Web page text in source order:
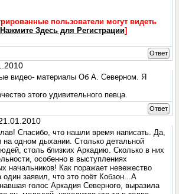
пользователи могут видеть
Нажмите Здесь для Регистрации]
Ответ
видео- материалы Об А. Северном. Я
этого удивительного певца.
Ответ
Спасибо, что нашли время написать. Да,
на одном дыхании. Столько детальной
столь близких Аркадию. Сколько в них
особенно в выступлениях
начальников! Как поражает невежество
заявил, что это поёт Кобзон...А
голос Аркадия Северного, выразила